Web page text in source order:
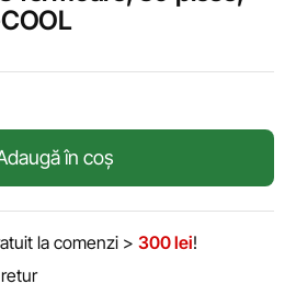
în coș
la comenzi > 300 lei!